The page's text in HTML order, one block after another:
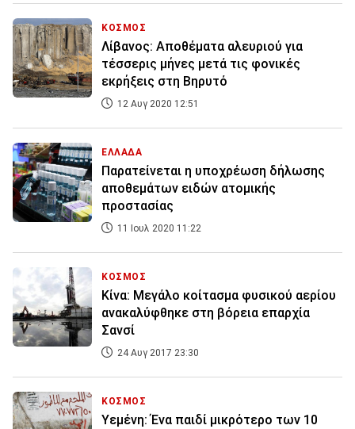
ΚΟΣΜΟΣ
Λίβανος: Αποθέματα αλευριού για
τέσσερις μήνες μετά τις φονικές
εκρήξεις στη Βηρυτό
12 Αυγ 2020 12:51
ΕΛΛΑΔΑ
Παρατείνεται η υποχρέωση δήλωσης
αποθεμάτων ειδών ατομικής
προστασίας
11 Ιουλ 2020 11:22
ΚΟΣΜΟΣ
Κίνα: Μεγάλο κοίτασμα φυσικού αερίου
ανακαλύφθηκε στη βόρεια επαρχία
Σανσί
24 Αυγ 2017 23:30
ΚΟΣΜΟΣ
Υεμένη: Ένα παιδί μικρότερο των 10